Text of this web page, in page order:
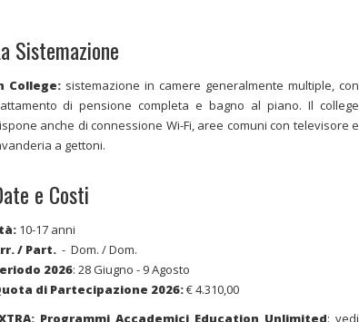
Sistemazione
College:sistemazione in camere generalmente multiple, con
di pensione completa e bagno al piano. Il college
anche di connessione Wi-Fi, aree comuni con televisore e
a gettoni.
e Costi
10-17 anni
/ Part. - Dom. / Dom.
2026: 28 Giugno - 9 Agosto
di Partecipazione 2026:€ 4.310,00
Programmi Accademici Education Unlimited: vedi